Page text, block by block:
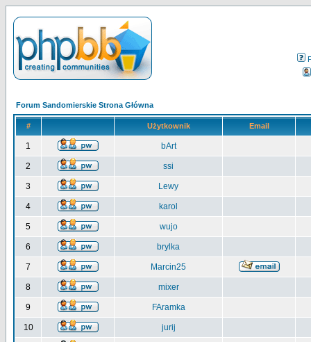
Forum Sandomierskie Strona Główna
# Użytkownik Email
1 bArt
2 ssi
3 Lewy
4 karol
5 wujo
6 brylka
7 Marcin25
8 mixer
9 FAramka
10 jurij